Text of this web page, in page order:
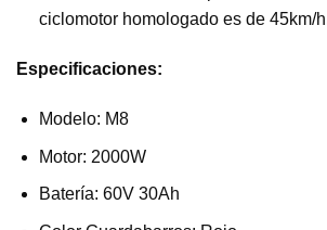
ciclomotor homologado es de 45km/
Especificaciones:
Modelo: M8
Motor: 2000W
Batería: 60V 30Ah